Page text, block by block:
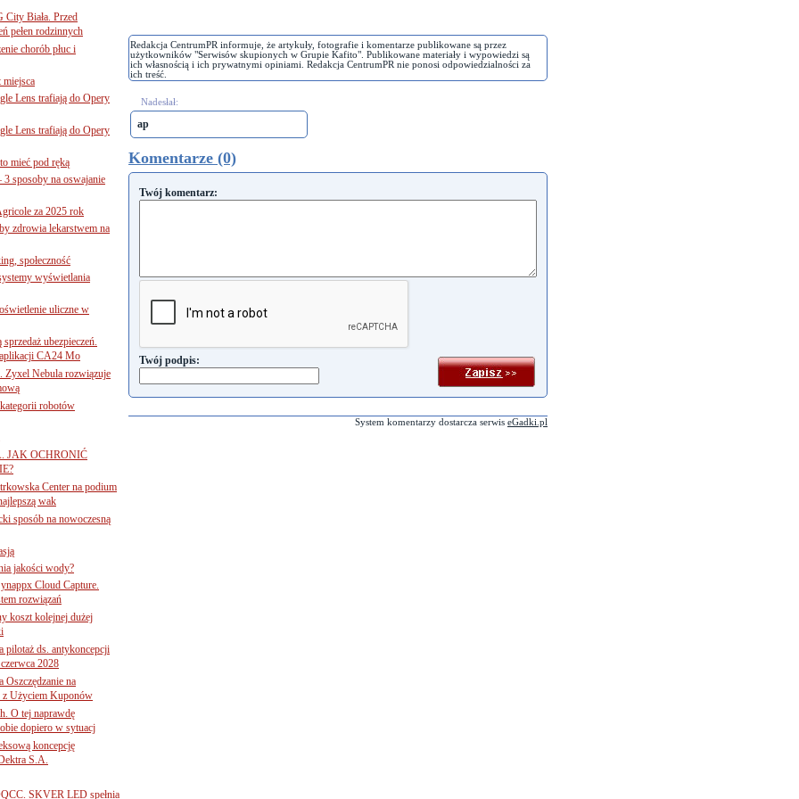
Redakcja CentrumPR informuje, że artykuły, fotografie i komentarze publikowane są przez
użytkowników "Serwisów skupionych w Grupie Kafito". Publikowane materiały i wypowiedzi są
ich własnością i ich prywatnymi opiniami. Redakcja CentrumPR nie ponosi odpowiedzialności za
ich treść.
Nadesłał:
ap
Komentarze (0)
Twój komentarz:
Twój podpis:
System komentarzy dostarcza serwis eGadki.pl
City Biała. Przed
pełen rodzinnych
chorób płuc i
miejsca
Lens trafiają do Opery
Lens trafiają do Opery
mieć pod ręką
sposoby na oswajanie
za 2025 rok
zdrowia lekarstwem na
społeczność
wyświetlania
uliczne w
ubezpieczeń.
CA24 Mo
Zyxel Nebula rozwiązuje
robotów
JAK OCHRONIĆ
Center na podium
wak
sposób na nowoczesną
jakości wody?
Cloud Capture.
rozwiązań
koszt kolejnej dużej
pilotaż ds. antykoncepcji
2028
Oszczędzanie na
z Użyciem Kuponów
O tej naprawdę
dopiero w sytuacj
koncepcję
S.A.
SKVER LED spełnia